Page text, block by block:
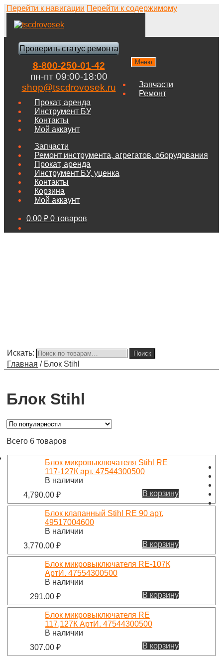
Перейти к навигации Перейти к содержимому
Проверить статус ремонта
8-800-250-01-42
пн-пт 09:00-18:00
shop@tscdrovosek.ru
Меню
Запчасти
Ремонт
Прокат, аренда
Инструмент БУ
Контакты
Мой аккаунт
Запчасти
Ремонт инструмента, агрегатов, оборудования
Прокат, аренда
Инструмент БУ, уценка
Контакты
Корзина
Мой аккаунт
0.00 ₽ 0 товаров
Искать: Поиск
Главная / Блок Stihl
Блок Stihl
Всего 6 товаров
Блок микровыключателя Stihl RE
117-127К арт. 47544300500
В наличии
4,790.00 ₽ В корзину
Блок клапанный Stihl RE 90 арт.
49517004600
В наличии
3,770.00 ₽ В корзину
Блок микровыключателя RE-107К
АртИ. 47554300500
В наличии
291.00 ₽ В корзину
Блок микровыключателя RE
117,127К АртИ. 47544300500
В наличии
307.00 ₽ В корзину